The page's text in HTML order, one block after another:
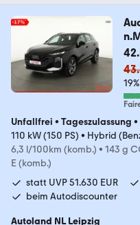
Unfallfrei • Tageszulassung •
110 kW (150 PS) • Hybrid
6,3 l/100km (komb.) • 143 g
E (komb.)
statt UVP 51.630 EUR
beim Autodiscounter
Autoland NL Leipzig